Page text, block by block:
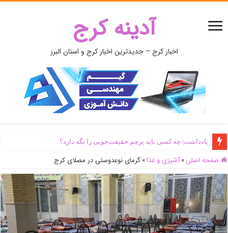
آدینه کرج
اخبار کرج – جدیدترین اخبار کرج و استان البرز
یادداشت| ‌چه کسی باید پرچم حقیقت‌جویی را نگه دارد؟
صفحه اصلی » آشپزی و غذا» گرمای نوعدوستی در مصلای کرج